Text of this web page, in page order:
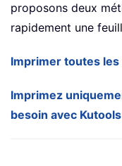
proposons deux
rapidement une
Imprimer toutes
Imprimez
besoin avec